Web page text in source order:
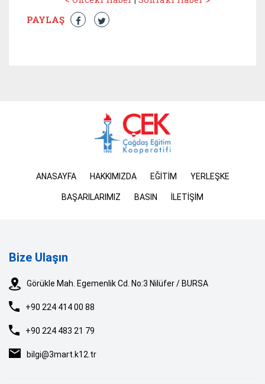
PAYLAŞ
ANASAYFA HAKKIMIZDA EĞİTİM YERLEŞKE
BAŞARILARIMIZ BASIN İLETİŞİM
Bize Ulaşın
Görükle Mah. Egemenlik Cd. No:3 Nilüfer / BURSA
+90 224 414 00 88
+90 224 483 21 79
bilgi@3mart.k12.tr